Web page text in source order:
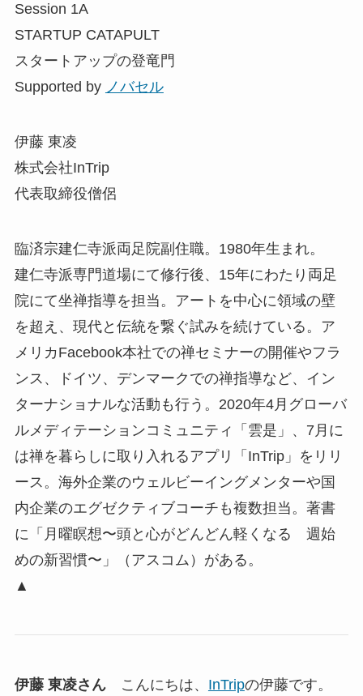
Session 1A
STARTUP CATAPULT
スタートアップの登竜門
Supported by ノバセル
伊藤 東凌
株式会社InTrip
代表取締役僧侶
臨済宗建仁寺派両足院副住職。1980年生まれ。
建仁寺派専門道場にて修行後、15年にわたり両足
院にて坐禅指導を担当。アートを中心に領域の壁
を超え、現代と伝統を繋ぐ試みを続けている。ア
メリカFacebook本社での禅セミナーの開催やフラ
ンス、ドイツ、デンマークでの禅指導など、イン
ターナショナルな活動も行う。2020年4月グローバ
ルメディテーションコミュニティ「雲是」、7月に
は禅を暮らしに取り入れるアプリ「InTrip」をリリ
ース。海外企業のウェルビーイングメンターや国
内企業のエグゼクティブコーチも複数担当。著書
に「月曜瞑想〜頭と心がどんどん軽くなる 週始
めの新習慣〜」（アスコム）がある。
▲
伊藤 東凌さんこんにちは、 InTripの伊藤です。